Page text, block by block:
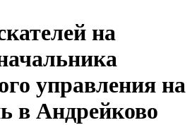
на
управления на
в Андрейково